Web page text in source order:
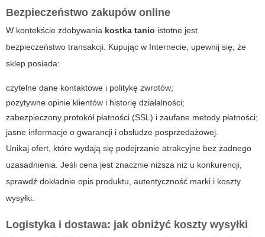
Bezpieczeństwo zakupów online
W kontekście zdobywania kostka tanio istotne jest
bezpieczeństwo transakcji. Kupując w Internecie, upewnij się, że
sklep posiada:
czytelne dane kontaktowe i politykę zwrotów;
pozytywne opinie klientów i historię działalności;
zabezpieczony protokół płatności (SSL) i zaufane metody płatności;
jasne informacje o gwarancji i obsłudze posprzedażowej.
Unikaj ofert, które wydają się podejrzanie atrakcyjne bez żadnego
uzasadnienia. Jeśli cena jest znacznie niższa niż u konkurencji,
sprawdź dokładnie opis produktu, autentyczność marki i koszty
wysyłki.
Logistyka i dostawa: jak obniżyć koszty wysyłki